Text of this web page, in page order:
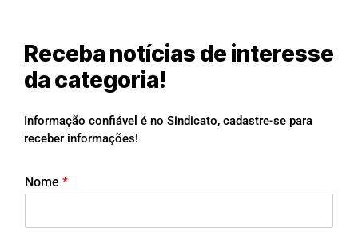
Receba notícias de interesse
da categoria!
Informação confiável é no Sindicato, cadastre-se para
receber informações!
Nome *